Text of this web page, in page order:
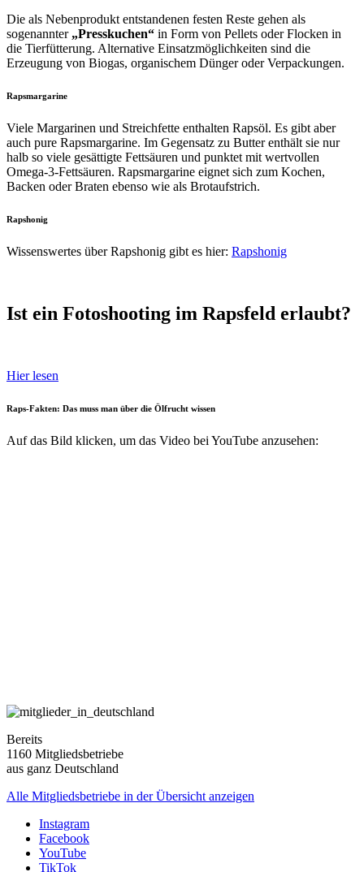
Die als Nebenprodukt entstandenen festen Reste gehen als
sogenannter „Presskuchen“ in Form von Pellets oder Flocken in
die Tierfütterung. Alternative Einsatzmöglichkeiten sind die
Erzeugung von Biogas, organischem Dünger oder Verpackungen.
Rapsmargarine
Viele Margarinen und Streichfette enthalten Rapsöl. Es gibt aber
auch pure Rapsmargarine. Im Gegensatz zu Butter enthält sie nur
halb so viele gesättigte Fettsäuren und punktet mit wertvollen
Omega-3-Fettsäuren. Rapsmargarine eignet sich zum Kochen,
Backen oder Braten ebenso wie als Brotaufstrich.
Rapshonig
Wissenswertes über Rapshonig gibt es hier: Rapshonig
Ist ein Fotoshooting im Rapsfeld erlaubt?
Hier lesen
Raps-Fakten: Das muss man über die Ölfrucht wissen
Auf das Bild klicken, um das Video bei YouTube anzusehen:
Bereits
1160 Mitgliedsbetriebe
aus ganz Deutschland
Alle Mitgliedsbetriebe in der Übersicht anzeigen
Instagram
Facebook
YouTube
TikTok